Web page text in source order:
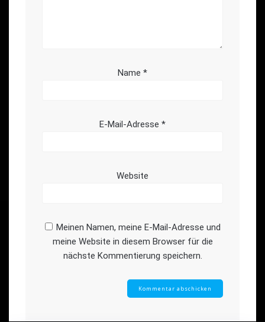
Name *
E-Mail-Adresse *
Website
Meinen Namen, meine E-Mail-Adresse und
meine Website in diesem Browser für die
nächste Kommentierung speichern.